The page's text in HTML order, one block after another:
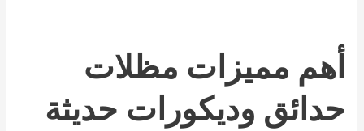
أهم مميزات مظلات
حدائق وديكورات حديثة